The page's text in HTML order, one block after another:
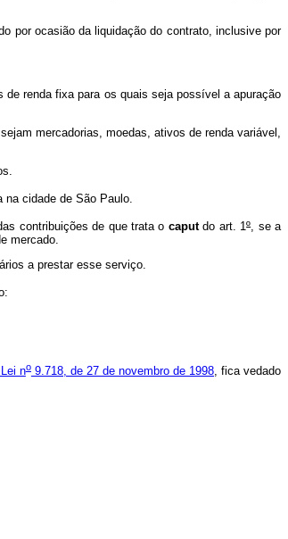
ocasião da liquidação do contrato, inclusive por
de renda fixa para os quais seja possível a apuração
mercadorias, moedas, ativos de renda variável,
cidade de São Paulo.
contribuições de que trata o caputdo art. 1º, se a
mercado.
a prestar esse serviço.
no9.718, de 27 de novembro de 1998 , fica vedado